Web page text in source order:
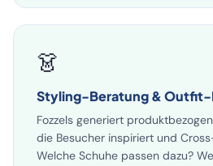
👗
Styling-Beratung &
Fozzels generiert
die Besucher inspiriert und